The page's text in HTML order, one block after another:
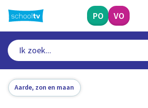
naar
hoofdinhoud
PO VO
Aarde, zon en maan